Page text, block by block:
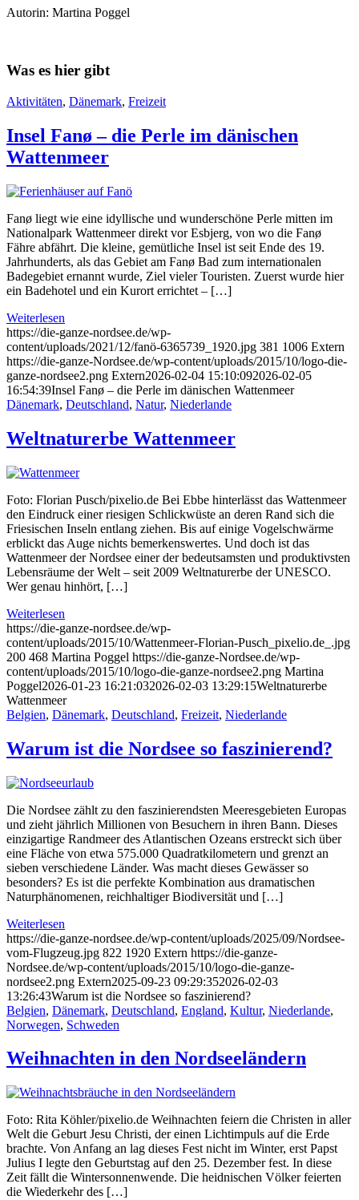
Autorin: Martina Poggel
Was es hier gibt
Aktivitäten, Dänemark, Freizeit
Insel Fanø – die Perle im dänischen
Wattenmeer
Fanø liegt wie eine idyllische und wunderschöne Perle mitten im
Nationalpark Wattenmeer direkt vor Esbjerg, von wo die Fanø
Fähre abfährt. Die kleine, gemütliche Insel ist seit Ende des 19.
Jahrhunderts, als das Gebiet am Fanø Bad zum internationalen
Badegebiet ernannt wurde, Ziel vieler Touristen. Zuerst wurde hier
ein Badehotel und ein Kurort errichtet – […]
Weiterlesen
https://die-ganze-nordsee.de/wp-
content/uploads/2021/12/fanö-6365739_1920.jpg 381 1006 Extern
https://die-ganze-Nordsee.de/wp-content/uploads/2015/10/logo-die-
ganze-nordsee2.png Extern2026-02-04 15:10:092026-02-05
16:54:39Insel Fanø – die Perle im dänischen Wattenmeer
Dänemark, Deutschland, Natur, Niederlande
Weltnaturerbe Wattenmeer
Foto: Florian Pusch/pixelio.de Bei Ebbe hinterlässt das Wattenmeer
den Eindruck einer riesigen Schlickwüste an deren Rand sich die
Friesischen Inseln entlang ziehen. Bis auf einige Vogelschwärme
erblickt das Auge nichts bemerkenswertes. Und doch ist das
Wattenmeer der Nordsee einer der bedeutsamsten und produktivsten
Lebensräume der Welt – seit 2009 Weltnaturerbe der UNESCO.
Wer genau hinhört, […]
Weiterlesen
https://die-ganze-nordsee.de/wp-
content/uploads/2015/10/Wattenmeer-Florian-Pusch_pixelio.de_.jpg
200 468 Martina Poggel https://die-ganze-Nordsee.de/wp-
content/uploads/2015/10/logo-die-ganze-nordsee2.png Martina
Poggel2026-01-23 16:21:032026-02-03 13:29:15Weltnaturerbe
Wattenmeer
Belgien, Dänemark, Deutschland, Freizeit, Niederlande
Warum ist die Nordsee so faszinierend?
Die Nordsee zählt zu den faszinierendsten Meeresgebieten Europas
und zieht jährlich Millionen von Besuchern in ihren Bann. Dieses
einzigartige Randmeer des Atlantischen Ozeans erstreckt sich über
eine Fläche von etwa 575.000 Quadratkilometern und grenzt an
sieben verschiedene Länder. Was macht dieses Gewässer so
besonders? Es ist die perfekte Kombination aus dramatischen
Naturphänomenen, reichhaltiger Biodiversität und […]
Weiterlesen
https://die-ganze-nordsee.de/wp-content/uploads/2025/09/Nordsee-
vom-Flugzeug.jpg 822 1920 Extern https://die-ganze-
Nordsee.de/wp-content/uploads/2015/10/logo-die-ganze-
nordsee2.png Extern2025-09-23 09:29:352026-02-03
13:26:43Warum ist die Nordsee so faszinierend?
Belgien, Dänemark, Deutschland, England, Kultur, Niederlande,
Norwegen, Schweden
Weihnachten in den Nordseeländern
Foto: Rita Köhler/pixelio.de Weihnachten feiern die Christen in aller
Welt die Geburt Jesu Christi, der einen Lichtimpuls auf die Erde
brachte. Von Anfang an lag dieses Fest nicht im Winter, erst Papst
Julius I legte den Geburtstag auf den 25. Dezember fest. In diese
Zeit fällt die Wintersonnenwende. Die heidnischen Völker feierten
die Wiederkehr des […]